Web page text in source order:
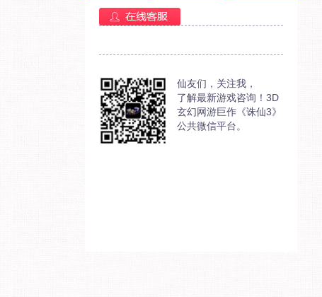
仙友们，关注我，
了解最新游戏咨询！3D
玄幻网游巨作《诛仙3》
公共微信平台。